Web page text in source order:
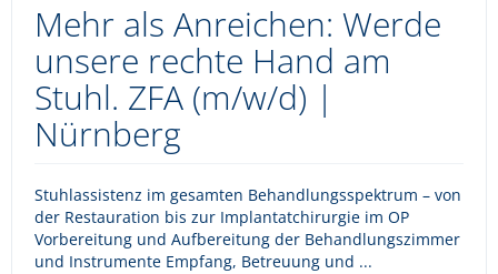
Mehr als Anreichen: Werde
unsere rechte Hand am
Stuhl. ZFA (m/w/d) |
Nürnberg
Stuhlassistenz im gesamten Behandlungsspektrum – von
der Restauration bis zur Implantatchirurgie im OP
Vorbereitung und Aufbereitung der Behandlungszimmer
und Instrumente Empfang, Betreuung und ...